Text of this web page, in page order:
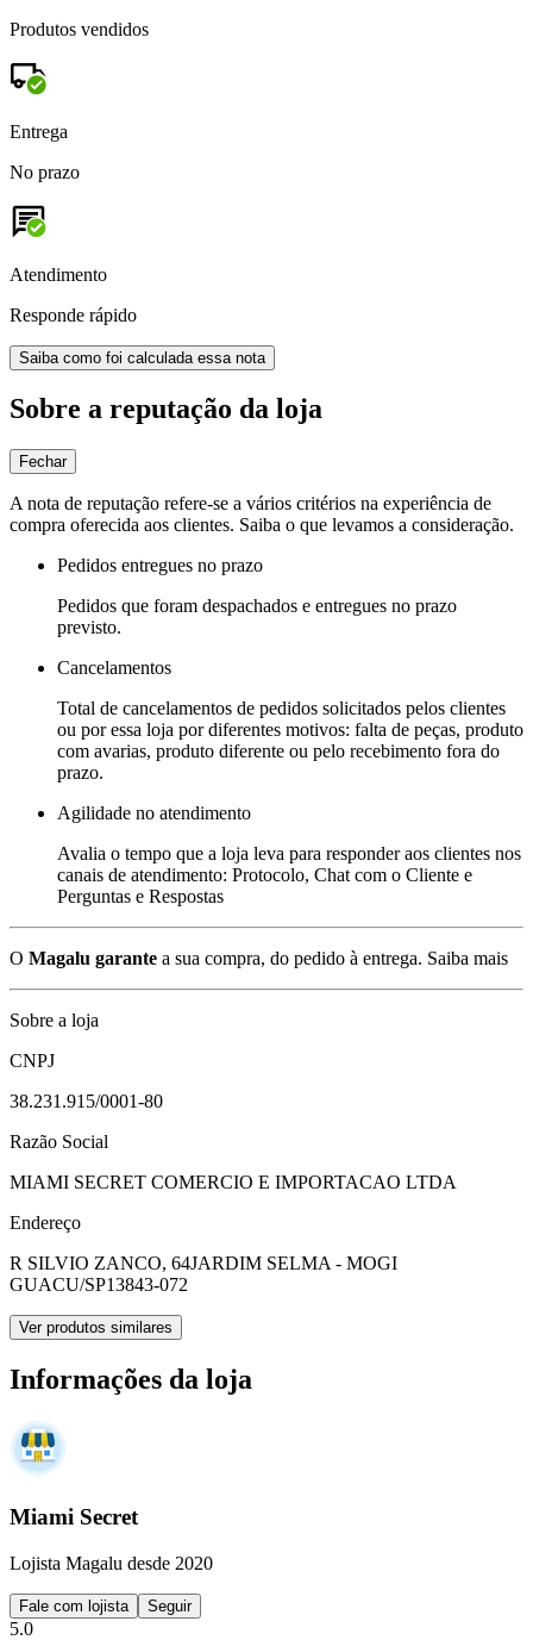
Produtos vendidos
Entrega
No prazo
Atendimento
Responde rápido
Saiba como foi calculada essa nota
Sobre a reputação da loja
Fechar
A nota de reputação refere-se a vários critérios na experiência de
compra oferecida aos clientes. Saiba o que levamos a consideração.
Pedidos entregues no prazo
Pedidos que foram despachados e entregues no prazo
previsto.
Cancelamentos
Total de cancelamentos de pedidos solicitados pelos clientes
ou por essa loja por diferentes motivos: falta de peças, produto
com avarias, produto diferente ou pelo recebimento fora do
prazo.
Agilidade no atendimento
Avalia o tempo que a loja leva para responder aos clientes nos
canais de atendimento: Protocolo, Chat com o Cliente e
Perguntas e Respostas
O Magalu garante a sua compra, do pedido à entrega. Saiba mais
Sobre a loja
CNPJ
38.231.915/0001-80
Razão Social
MIAMI SECRET COMERCIO E IMPORTACAO LTDA
Endereço
R SILVIO ZANCO, 64JARDIM SELMA - MOGI
GUACU/SP13843-072
Ver produtos similares
Informações da loja
Miami Secret
Lojista Magalu desde 2020
Fale com lojista Seguir
5.0